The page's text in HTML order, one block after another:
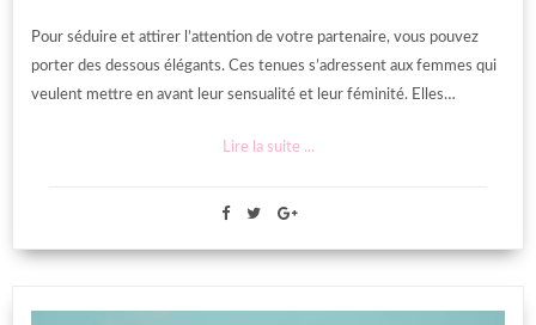
Pour séduire et attirer l’attention de votre partenaire, vous pouvez
porter des dessous élégants. Ces tenues s’adressent aux femmes qui
veulent mettre en avant leur sensualité et leur féminité. Elles…
Lire la suite ...